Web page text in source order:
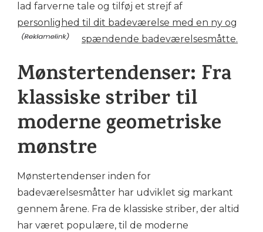
lad farverne tale og tilføj et strejf af
personlighed til dit badeværelse med en ny og
spændende badeværelsesmåtte.
Mønstertendenser: Fra
klassiske striber til
moderne geometriske
mønstre
Mønstertendenser inden for
badeværelsesmåtter har udviklet sig markant
gennem årene. Fra de klassiske striber, der altid
har været populære, til de moderne